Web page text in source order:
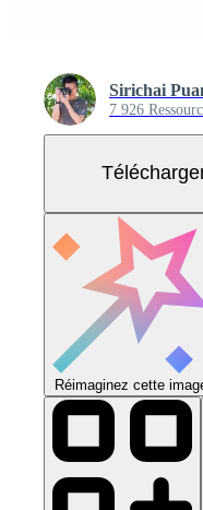
Sirichai
7 926
Réimaginez cette